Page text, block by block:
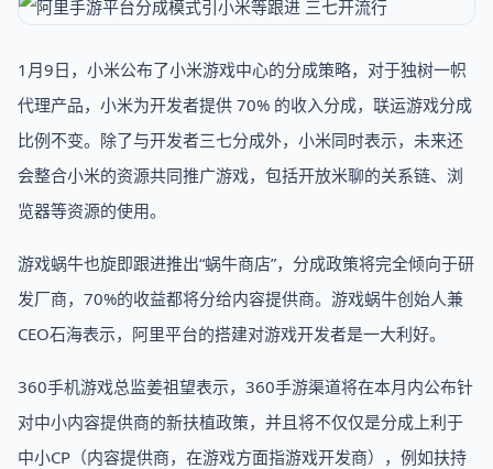
1月9日，小米公布了小米游戏中心的分成策略，对于独树一帜
代理产品，小米为开发者提供 70% 的收入分成，联运游戏分成
比例不变。除了与开发者三七分成外，小米同时表示，未来还
会整合小米的资源共同推广游戏，包括开放米聊的关系链、浏
览器等资源的使用。
游戏蜗牛也旋即跟进推出“蜗牛商店”，分成政策将完全倾向于研
发厂商，70%的收益都将分给内容提供商。游戏蜗牛创始人兼
CEO石海表示，阿里平台的搭建对游戏开发者是一大利好。
360手机游戏总监姜祖望表示，360手游渠道将在本月内公布针
对中小内容提供商的新扶植政策，并且将不仅仅是分成上利于
中小CP（内容提供商，在游戏方面指游戏开发商），例如扶持